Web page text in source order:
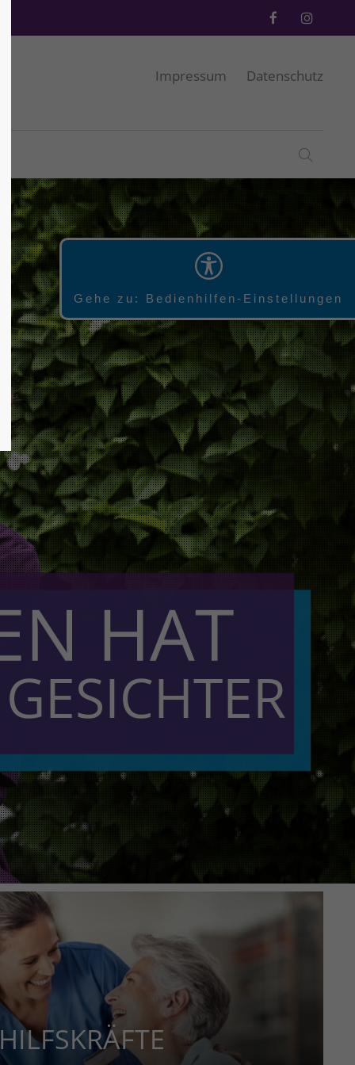
Impressum Datenschutz
HAT
Gehe zu: Bedienhilfen-Einstellungen